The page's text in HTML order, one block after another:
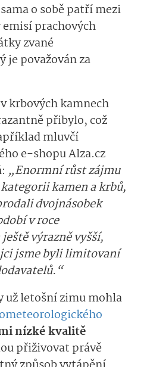
o sobě patří mezi
prachových
zvané
je považován za
krbových kamnech
přibylo, což
mluvčí
e-shopu Alza.cz
„Enormní růst zájmu
kamen a krbů,
dvojnásobek
v roce
výrazně vyšší,
jsme byli limitovaní
už letošní zimu mohla
nízké kvalitě
přiživovat právě